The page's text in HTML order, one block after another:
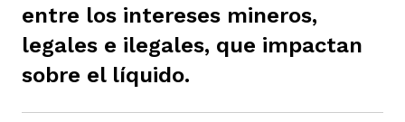
entre los intereses mineros,
legales e ilegales, que impactan
sobre el líquido.